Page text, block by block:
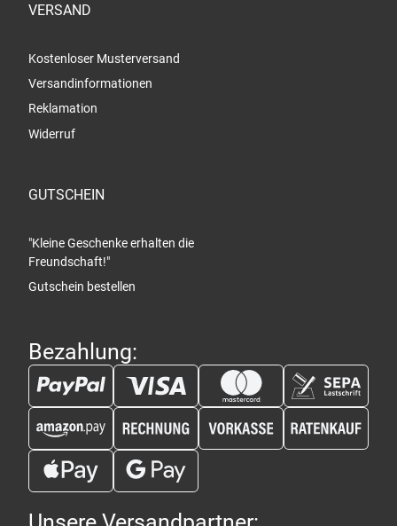
VERSAND
Kostenloser Musterversand
Versandinformationen
Reklamation
Widerruf
GUTSCHEIN
"Kleine Geschenke erhalten die
Freundschaft!"
Gutschein bestellen
Bezahlung: